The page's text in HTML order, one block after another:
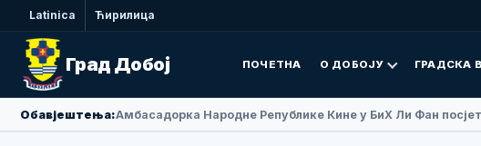
Latinica Ћирилица
Град Добој ПОЧЕТНА О ДОБОЈУ ГРАДСКА
Обавјештења:Амбасадорка Народне Републике Кине у БиХ Ли Фан